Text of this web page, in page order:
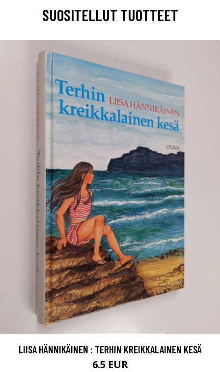
SUOSITELLUT TUOTTEET
LIISA HÄNNIKÄINEN : TERHIN KREIKKALAINEN KESÄ
6.5 EUR